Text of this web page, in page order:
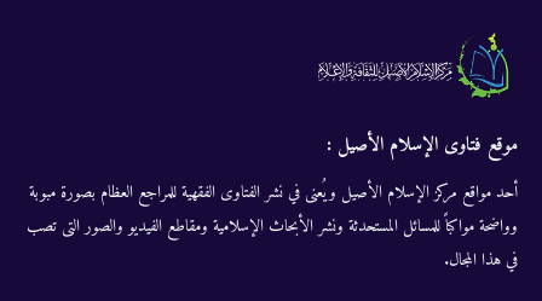
موقع فتاوى الإسلام الأصيل :
أحد مواقع مركز الإسلام الأصيل ويُعنى في نشر الفتاوى الفقهية للمراجع العظام بصورة مبوبة
وواضحة مواكباً للمسائل المستحدثة ونشر الأبحاث الإسلامية ومقاطع الفيديو والصور التى تصب
في هذا المجال.